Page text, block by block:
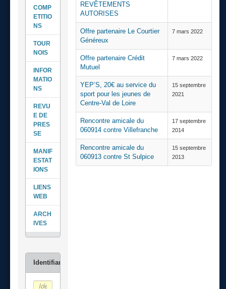
COMP
ETITIO
NS
TOUR
NOIS
INFOR
MATIO
NS
REVU
E DE
PRES
SE
MANIF
ESTAT
IONS
LIENS
WEB
ARCH
IVES
REVÊTEMENTS
AUTORISES
Offre partenaire Le Courtier
Généreux
7 mars 2022
Offre partenaire Crédit
Mutuel
7 mars 2022
YEP’S, 20€ au service du
sport pour les jeunes de
Centre-Val de Loire
15 septembre
2021
Rencontre amicale du
060914 contre Villefranche
17 septembre
2014
Rencontre amicale du
060913 contre St Sulpice
15 septembre
2013